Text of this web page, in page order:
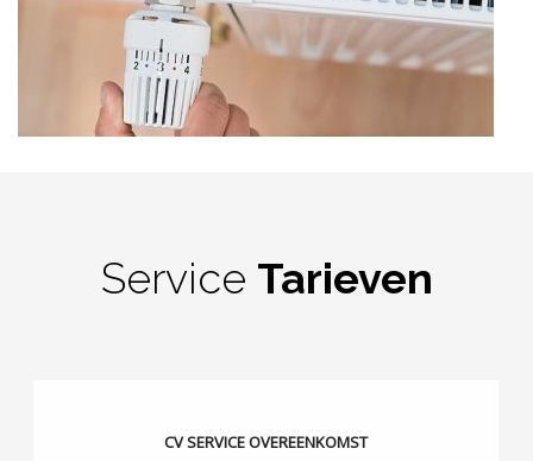
Service Tarieven
CV SERVICE OVEREENKOMST